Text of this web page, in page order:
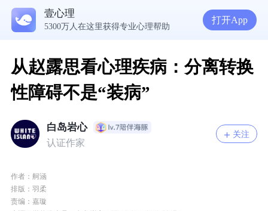
壹心理
5300万人在这里获得专业心理帮助
打开App
从赵露思看心理疾病：分离转换
性障碍不是“装病”
白岛岩心
认证作家
关注
作者： 舸涵
排版：羽柔
责编：嘉璇